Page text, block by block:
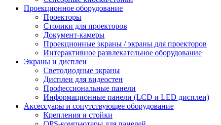
Проекционное оборудование
Проекторы
Столики для проекторов
Документ-камеры
Проекционные экраны / экраны для проекторов
Интерактивное развлекательное оборудование
Экраны и дисплеи
Светодиодные экраны
Дисплеи для видеостен
Профессиональные панели
Информационные панели (LCD и LED дисплеи)
Аксессуары и сопутствующее оборудование
Крепления и стойки